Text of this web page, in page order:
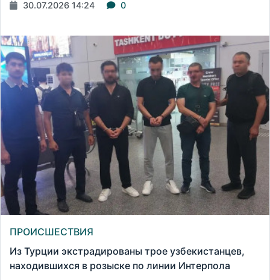
30.07.2026 14:24 0
ПРОИСШЕСТВИЯ
Из Турции экстрадированы трое узбекистанцев,
находившихся в розыске по линии Интерпола